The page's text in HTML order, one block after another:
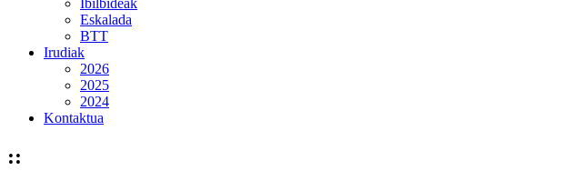
Eskalada
BTT
Irudiak
2026
2025
2024
Kontaktua
::